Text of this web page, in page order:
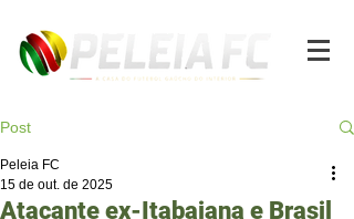
Post
Atacante ex-Itabaiana e Brasil
Peleia FC
15 de out. de 2025